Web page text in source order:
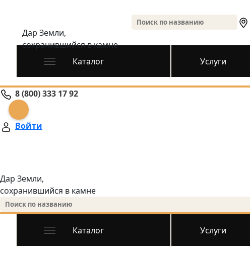
Дар Земли,
сохранившийся в камне
Каталог Услуги
8 (800) 333 17 92
Войти
Дар Земли,
сохранившийся в камне
Каталог Услуги